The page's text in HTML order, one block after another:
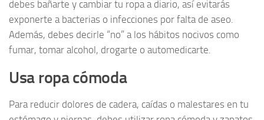
debes bañarte y cambiar tu ropa a diario, así evitarás
exponerte a bacterias o infecciones por falta de aseo.
Además, debes decirle “no” a los hábitos nocivos como
fumar, tomar alcohol, drogarte o automedicarte.
Usa ropa cómoda
Para reducir dolores de cadera, caídas o malestares en tu